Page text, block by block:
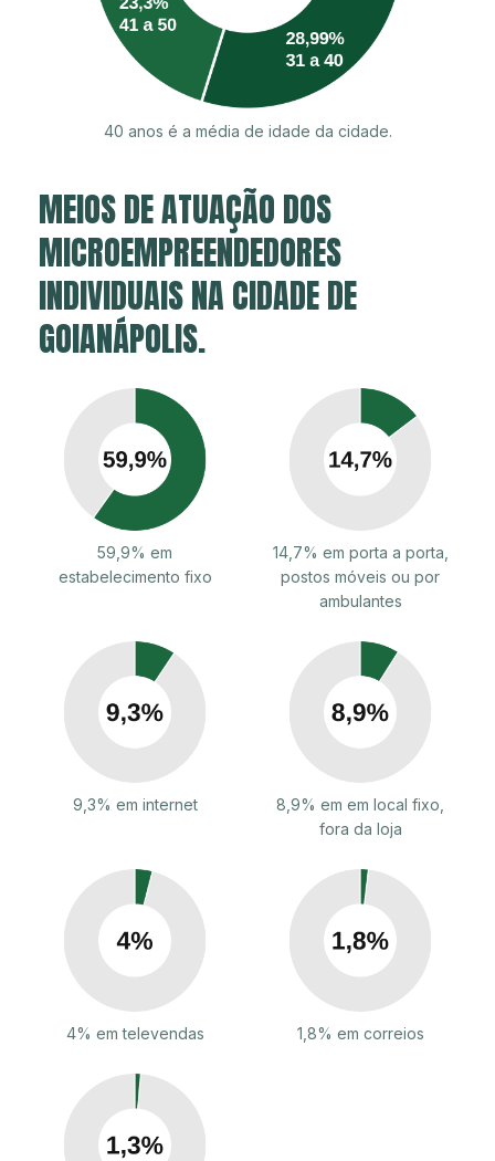
40 anos é a média de idade da cidade.
MEIOS DE ATUAÇÃO DOS
MICROEMPREENDEDORES
INDIVIDUAIS NA CIDADE DE
GOIANÁPOLIS.
59,9% em
estabelecimento fixo
14,7% em porta a porta,
postos móveis ou por
ambulantes
9,3% em internet
8,9% em em local fixo,
fora da loja
4% em televendas 1,8% em correios